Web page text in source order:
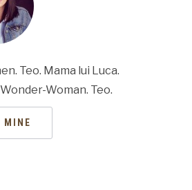
Teo. Mama lui Luca.
Woman. Teo.
MINE